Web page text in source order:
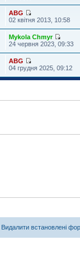
ABG
02 квітня 2013, 10:58
Mykola Chmyr
24 червня 2023, 09:33
ABG
04 грудня 2025, 09:12
Видалити встановлені